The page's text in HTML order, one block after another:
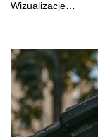
Wizualizacje…